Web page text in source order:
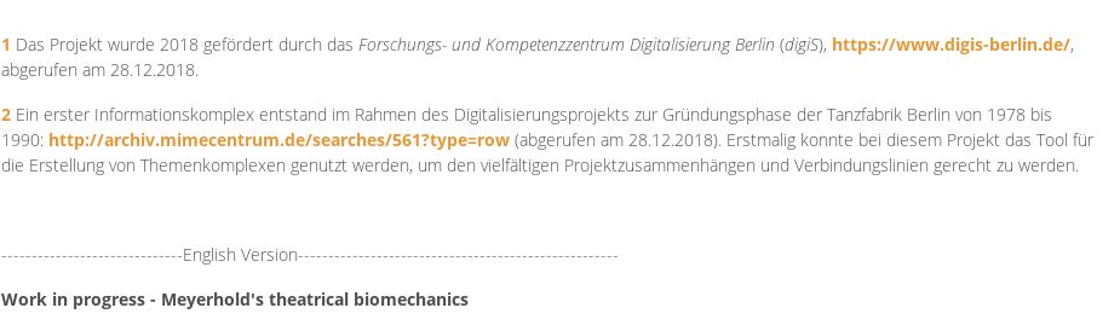
1 Das Projekt wurde 2018 gefördert durch das Forschungs- und Kompetenzzentrum DigitalisierungBerlin (digiS), https://www.digis-berlin.de/,
abgerufen am 28.12.2018.
2 Ein erster Informationskomplex entstand im Rahmen des Digitalisierungsprojekts zur Gründungsphase der Tanzfabrik Berlin von 1978 bis
1990: http://archiv.mimecentrum.de/searches/561?type=row (abgerufen am 28.12.2018). Erstmalig konnte bei diesem Projekt das Tool für
die Erstellung von Themenkomplexen genutzt werden, um den vielfältigen Projektzusammenhängen und Verbindungslinien gerecht zu werden.
------------------------------English Version-----------------------------------------------------
Work in progress - Meyerhold's theatrical biomechanics